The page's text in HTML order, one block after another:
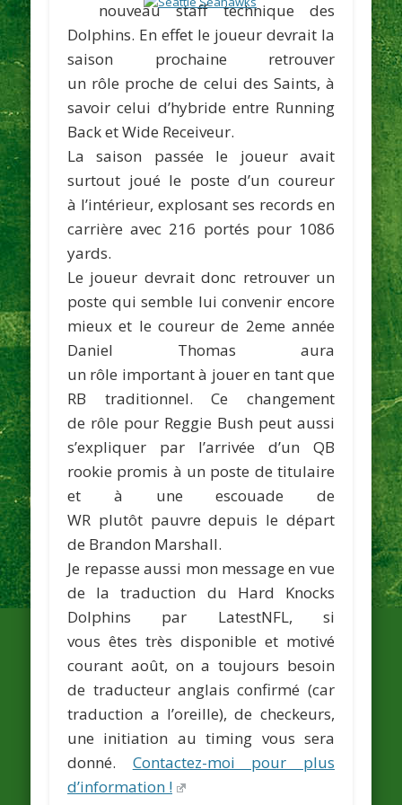
nouveau staff technique des
Dolphins. En effet le joueur devrait la
saison prochaine retrouver
un rôle proche de celui des Saints, à
savoir celui d’hybride entre Running
Back et Wide Receiveur.
La saison passée le joueur avait
surtout joué le poste d’un coureur
à l’intérieur, explosant ses records en
carrière avec 216 portés pour 1086
yards.
Le joueur devrait donc retrouver un
poste qui semble lui convenir encore
mieux et le coureur de 2eme année
Daniel Thomas aura
un rôle important à jouer en tant que
RB traditionnel. Ce changement
de rôle pour Reggie Bush peut aussi
s’expliquer par l’arrivée d’un QB
rookie promis à un poste de titulaire
et à une escouade de
WR plutôt pauvre depuis le départ
de Brandon Marshall.
Je repasse aussi mon message en vue
de la traduction du Hard Knocks
Dolphins par LatestNFL, si
vous êtes très disponible et motivé
courant août, on a toujours besoin
de traducteur anglais confirmé (car
traduction a l’oreille), de checkeurs,
une initiation au timing vous sera
donné.
Contactez-moi pour plus
d’information !